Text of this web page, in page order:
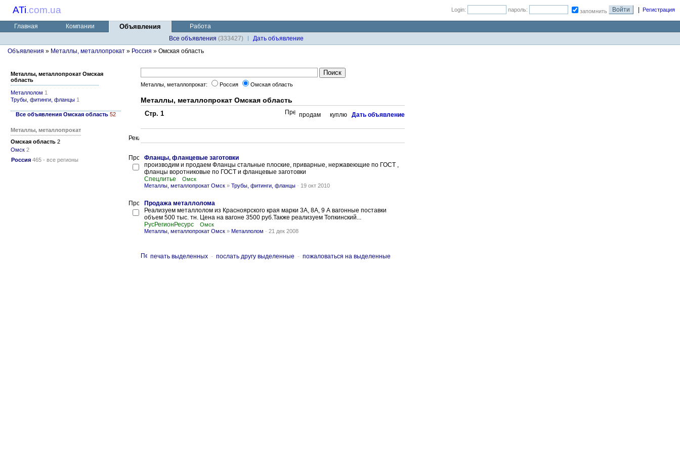
ATi.com.ua Login: пароль: запомнить Регистрация
Главная Компании Объявления
Работа
Все объявления (333427)
Дaть объявление
Объявления » Металлы, металлопрокат » Россия » Омская область
Металлы, металлопрокат Омская
область
Металлолом 1
Трубы, фитинги, фланцы 1
Все объявления Омская область 52
Металлы, металлопрокат
Омская область 2
Омск 2
Россия 465 - все регионы
Металлы, металлопрокат: Россия Омская область
Металлы, металлопрокат Омская область
Стр. 1 продам куплю Дaть объявление
Фланцы, фланцевые заготовки
производим и продаем Фланцы стальные плоские, приварные, нержавеющие по ГОСТ ,
фланцы воротниковые по ГОСТ и фланцевые заготовки
Спецлитье
Омск
Металлы, металлопрокат Омск » Трубы, фитинги, фланцы - 19 окт 2010
Продажа металлолома
Реализуем металлолом из Красноярского края марки 3А, 8А, 9 А вагонные поставки
объем 500 тыс. тн. Цена на вагоне 3500 руб.Также реализуем Топкинский...
РусРегионРесурс
Омск
Металлы, металлопрокат Омск » Металлолом - 21 дек 2008
печать выделенных - послать другу выделенные - пожаловаться на выделенные